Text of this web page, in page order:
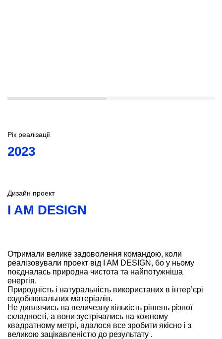
Рік реалізації
2023
Дизайн проект
I AM DESIGN
Отримали велике задоволення командою, коли
реалізовували проект від I AM DESIGN, бо у ньому
поєдналась природна чистота та найпотужніша
енергія.
Природність і натуральність використаних в інтер’єрі
оздоблювальних матеріалів.
Не дивлячись на величезну кількість рішень різної
складності, а вони зустрічались на кожному
квадратному метрі, вдалося все зробити якісно і з
великою зацікавленістю до результату .